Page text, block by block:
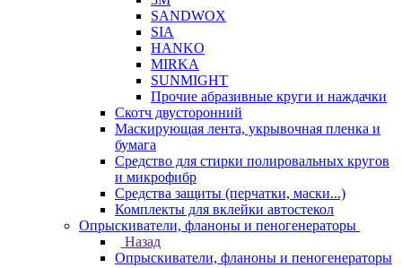
SANDWOX
SIA
HANKO
MIRKA
SUNMIGHT
Прочие абразивные круги и наждачки
Скотч двусторонний
Маскирующая лента, укрывочная пленка и
бумага
Средство для стирки полировальных кругов
и микрофибр
Средства защиты (перчатки, маски...)
Комплекты для вклейки автостекол
Опрыскиватели, фланоны и пеногенераторы
Назад
Опрыскиватели, фланоны и пеногенераторы